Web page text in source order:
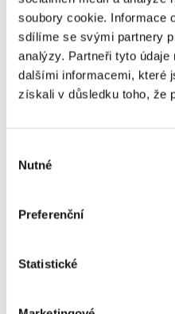
soubory cookie. Informace
sdílíme se svými partnery
analýzy. Partneři tyto údaje
dalšími informacemi, které
získali v důsledku toho, že
souhlasu
Nutné
Preferenční
Statistické
sněmovnou.
Úplné znění vyjádření k
nalézt na internetových
16. 8. 2012 | OBSAH
Share This Story, Choose